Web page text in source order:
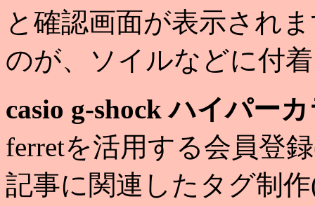
と確認画面が表示され
のが、ソイルなどに付
casio g-shock ハイパー
ferretを活用する会員登
記事に関連したタグ制